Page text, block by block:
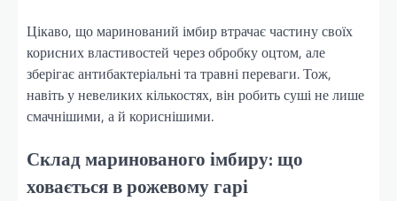
Цікаво, що маринований імбир втрачає частину своїх
корисних властивостей через обробку оцтом, але
зберігає антибактеріальні та травні переваги. Тож,
навіть у невеликих кількостях, він робить суші не лише
смачнішими, а й кориснішими.
Склад маринованого імбиру: що
ховається в рожевому гарі